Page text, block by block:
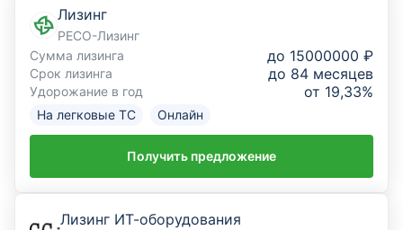
Лизинг
РЕСО-Лизинг
Сумма лизинга
до 15000000 ₽
Срок лизинга до 84 месяцев
Удорожание в год от 19,33%
На легковые ТС Онлайн
Получить предложение
Лизинг ИТ-оборудования